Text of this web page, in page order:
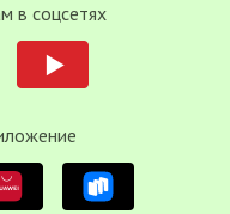
в соцсетях